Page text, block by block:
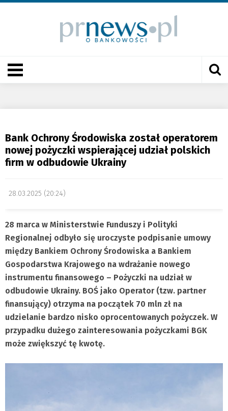
Bank Ochrony Środowiska został operatorem
nowej pożyczki wspierającej udział polskich
firm w odbudowie Ukrainy
28.03.2025 (20:24)
28 marca w Ministerstwie Funduszy i Polityki
Regionalnej odbyło się uroczyste podpisanie umowy
między Bankiem Ochrony Środowiska a Bankiem
Gospodarstwa Krajowego na wdrażanie nowego
instrumentu finansowego – Pożyczki na udział w
odbudowie Ukrainy. BOŚ jako Operator (tzw. partner
finansujący) otrzyma na początek 70 mln zł na
udzielanie bardzo nisko oprocentowanych pożyczek. W
przypadku dużego zainteresowania pożyczkami BGK
może zwiększyć tę kwotę.